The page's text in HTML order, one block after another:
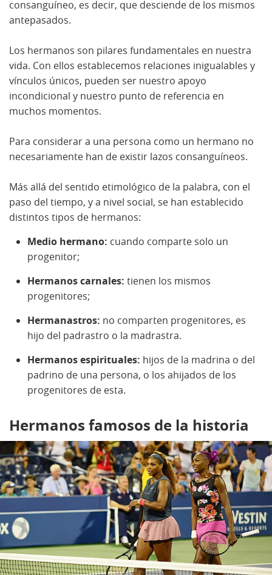
consanguíneo, es decir, que desciende de los mismos
antepasados.
Los hermanos son pilares fundamentales en nuestra
vida. Con ellos establecemos relaciones inigualables y
vínculos únicos, pueden ser nuestro apoyo
incondicional y nuestro punto de referencia en
muchos momentos.
Para considerar a una persona como un hermano no
necesariamente han de existir lazos consanguíneos.
Más allá del sentido etimológico de la palabra, con el
paso del tiempo, y a nivel social, se han establecido
distintos tipos de hermanos:
Medio hermano: cuando comparte solo un
progenitor;
Hermanos carnales: tienen los mismos
progenitores;
Hermanastros: no comparten progenitores, es
hijo del padrastro o la madrastra.
Hermanos espirituales: hijos de la madrina o del
padrino de una persona, o los ahijados de los
progenitores de esta.
Hermanos famosos de la historia